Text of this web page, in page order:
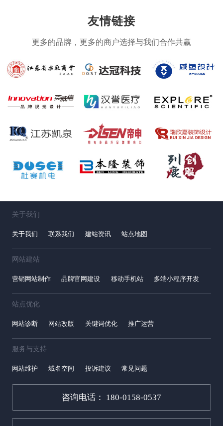
友情链接
更多的品牌，更多的商户选择与我们合作共赢
关于我们
关于我们 联系我们 建站资讯 站点地图
网站建站
营销网站制作 品牌官网建设 移动手机站 多端小程序开发
站点优化
网站诊断 网站改版 关键词优化 推广运营
服务与支持
网站维护 域名空间 投诉建议 常见问题
咨询电话： 180-0158-0537